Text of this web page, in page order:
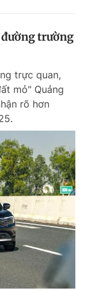
trường
trực quan,
mỏ" Quảng
rõ hơn